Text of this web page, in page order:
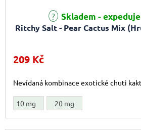
Ritchy Salt - Pear Cactus Mix
Skladem -
209 Kč
Nevídaná kombinace exotické chuti
10 mg 20 mg